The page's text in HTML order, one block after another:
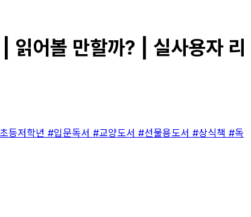
읽어볼 만할까? | 실사용자 리
등저학년 #입문독서 #교양도서 #선물용도서 #상식책 #독